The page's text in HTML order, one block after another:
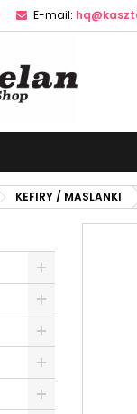
E-mail:
KEFIRY / MASLANKI